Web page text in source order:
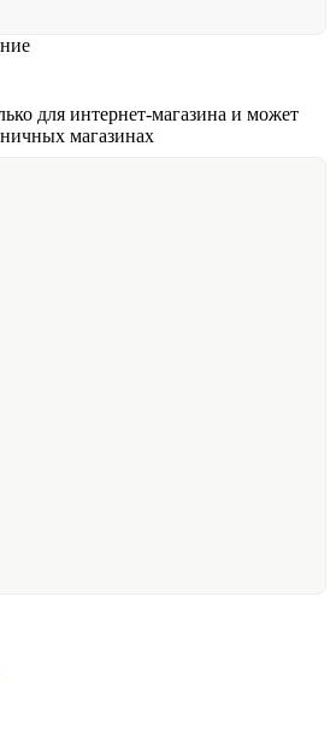
для интернет-магазина и может
магазинах